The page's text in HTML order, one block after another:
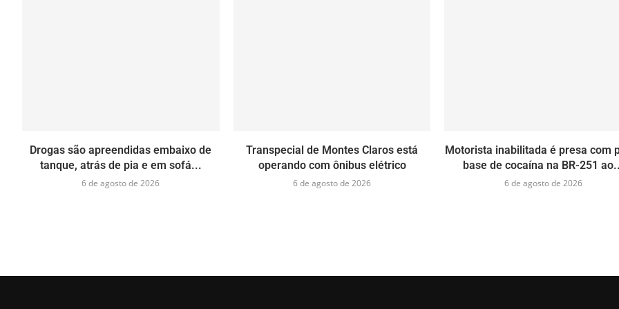
Drogas são apreendidas embaixo de
tanque, atrás de pia e em sofá...
6 de agosto de 2026
Transpecial de Montes Claros está
operando com ônibus elétrico
6 de agosto de 2026
Motorista inabilitada é presa com
base de cocaína na BR-251
6 de agosto de 2026